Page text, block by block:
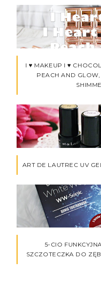
I ♥ MAKEUP I ♥
PEACH AND
ART DE LAUTREC UV
5-CIO
SZCZOTECZKA DO